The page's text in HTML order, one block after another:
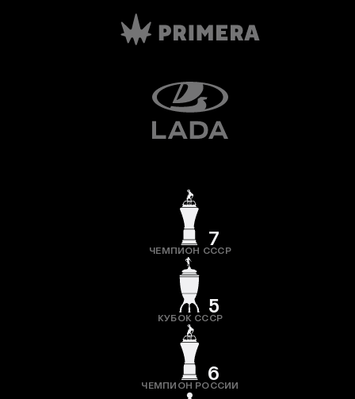
7
ЧЕМПИОН СССР
5
КУБОК СССР
6
ЧЕМПИОН РОССИИ